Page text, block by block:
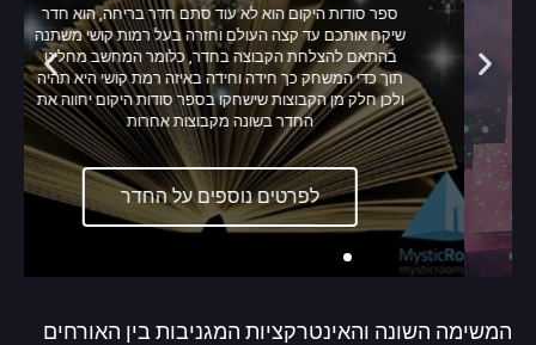
ספר סודות היקום הוא לא עוד סתם חדר בריחה, הוא חדר
שיקח אותכם עד קצה העולם וחזרה בעל רמות קושי משתנה
בהתאם להצלחת הקבוצה בחדר, כלומר המחשב מחליט
תוך כדי המשחק כך חידה וחידה באיזה רמת קושי היא תהיה
ולכן חלק מן הקבוצות שישחקו בספר סודות היקום יחווה את
החדר בשונה מקבוצות אחרות
לפרטים נוספים על החדר
המשימה השונה והאינטרקציות המגניבות בין האורחים